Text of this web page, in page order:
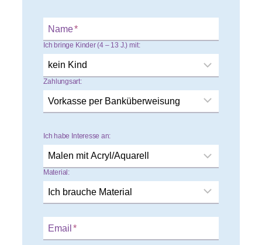
Name*
Ich bringe Kinder (4 – 13 J.) mit:
Zahlungsart:
Ich habe Interesse an:
Material:
Email *